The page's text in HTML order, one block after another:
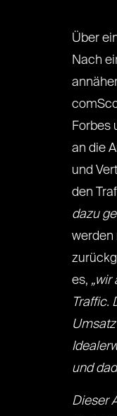
Über
Nach
Forbes
an die
und
den
dazu
werden
es, „wir
Traffic.
und
Dieser